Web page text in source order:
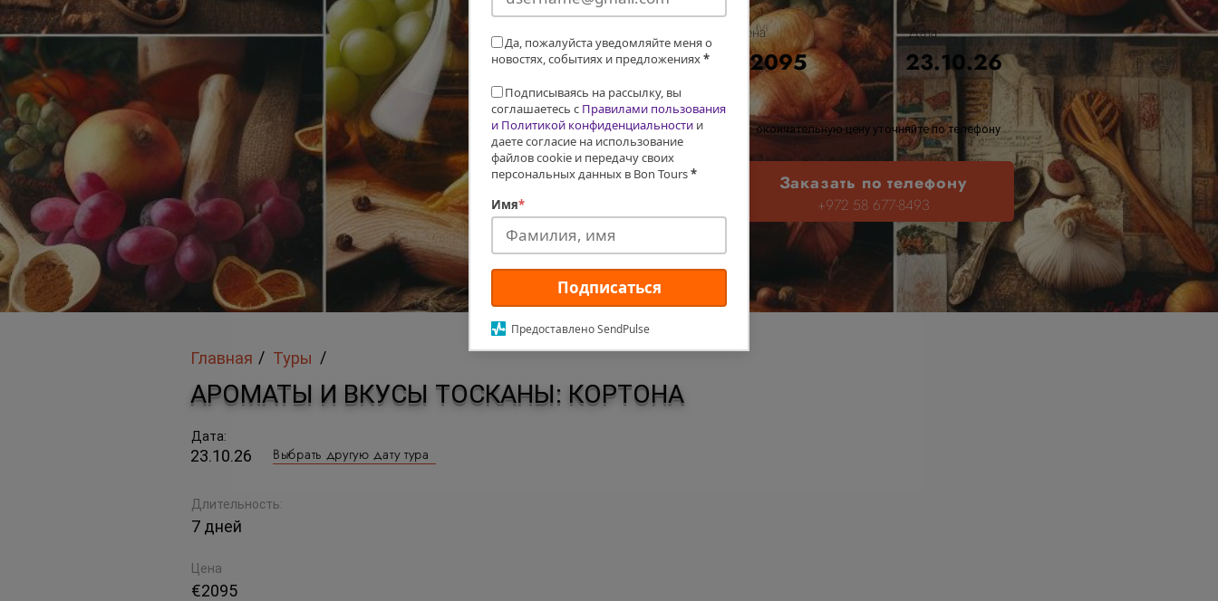
Да, пожалуйста уведомляйте меня о
новостях, событиях и предложениях*
Подписываясь на рассылку, вы
соглашаетесь с Правилами пользования
и Политикой конфиденциальности и
даете согласие на использование
файлов cookie и передачу своих
персональных данных в Bon Tours*
Имя*
Подписаться
Предоставлено SendPulse
Цена
€2095
Дата
23.10.26
окончательную цену уточняйте по телефону
Заказать по телефону
+972 58 677-8493
Главная / Туры /
АРОМАТЫ И ВКУСЫ ТОСКАНЫ: КОРТОНА
Дата:
23.10.26 Выбрать другую дату тура
Длительность:
7 дней
Цена
€2095